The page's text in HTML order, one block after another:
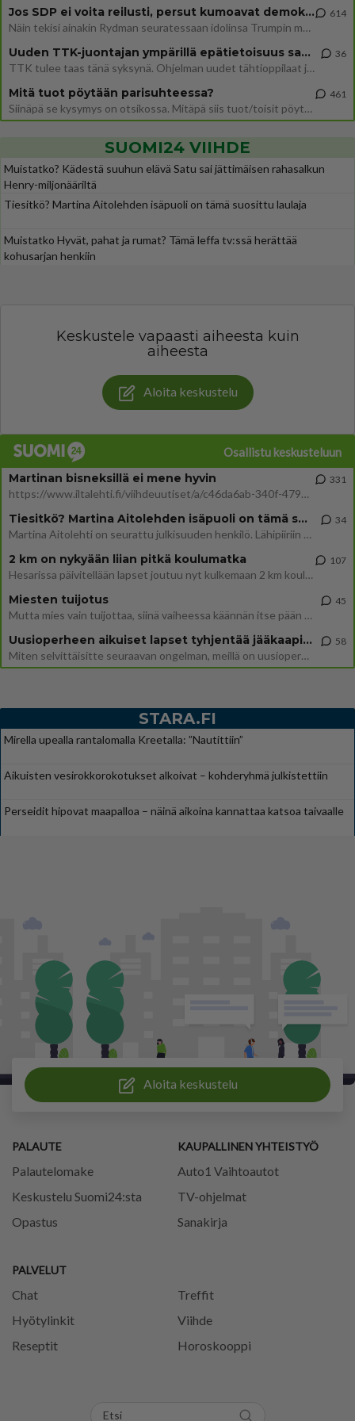
Jos SDP ei voita reilusti, persut kumoavat demokratian Suomesta
Näin tekisi ainakin Rydman seuratessaan idolinsa Trumpin mallia https://www.is.fi/politiikka/art-2000012187244.html
614
Uuden TTK-juontajan ympärillä epätietoisuus sakenee - Nyt MTV hämmentää soppaa
TTK tulee taas tänä syksynä. Ohjelman uudet tähtioppilaat julkistetaan torstaina 6. elokuuta klo 14 alkavassa lehdistö
36
Mitä tuot pöytään parisuhteessa?
Siinäpä se kysymys on otsikossa. Mitäpä siis tuot/toisit pöytään parisuhteessa? Oletko mies vai nainen? Koetko sen mitä
461
SUOMI24 VIIHDE
Muistatko? Kädestä suuhun elävä Satu sai jättimäisen rahasalkun
Henry-miljonääriltä
Tiesitkö? Martina Aitolehden isäpuoli on tämä suosittu laulaja
Muistatko Hyvät, pahat ja rumat? Tämä leffa tv:ssä herättää
kohusarjan henkiin
Keskustele vapaasti aiheesta kuin
aiheesta
Aloita keskustelu
Osallistu keskusteluun
Martinan bisneksillä ei mene hyvin
https://www.iltalehti.fi/viihdeuutiset/a/c46da6ab-340f-4790-aaa7-0865eed2336 Yrityksen konkurssihakemus on tullut kärä
331
Tiesitkö? Martina Aitolehden isäpuoli on tämä suosittu laulaja
Martina Aitolehti on seurattu julkisuuden henkilö. Lähipiiriin mahtuu muitakin tunnettuja henkilöitä. Tiesitkö, että Ma
34
2 km on nykyään liian pitkä koulumatka
Hesarissa päivitellään lapset joutuu nyt kulkemaan 2 km kouluun jösses. Ruostefillarilla tuo matka menee vaikka miten äk
107
Miesten tuijotus
Mutta mies vain tuijottaa, siinä vaiheessa käännän itse pään pois. Mikä juttu? Yleensä jos joku tuijottaa tai katsoo, hä
45
Uusioperheen aikuiset lapset tyhjentää jääkaapin käydessään
Miten selvittäisitte seuraavan ongelman, meillä on uusioperhe, minulla teini-ikäiset lapset ja puolisolla aikuiset, jotk
58
STARA.FI
Mirella upealla rantalomalla Kreetalla: ”Nautittiin”
Aikuisten vesirokkorokotukset alkoivat – kohderyhmä julkistettiin
Perseidit hipovat maapalloa – näinä aikoina kannattaa katsoa taivaalle
Aloita keskustelu
PALAUTE
Palautelomake
Keskustelu Suomi24:sta
Opastus
PALVELUT
Chat
Treffit
Hyötylinkit
Viihde
Reseptit
Horoskooppi
KAUPALLINEN YHTEISTYÖ
Auto1 Vaihtoautot
TV-ohjelmat
Sanakirja